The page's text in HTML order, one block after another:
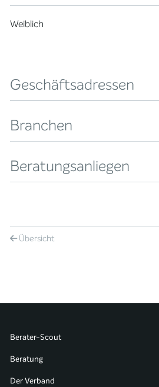
Weiblich
Geschäftsadressen
Branchen
Beratungsanliegen
Übersicht
Berater-Scout
Beratung
Der Verband